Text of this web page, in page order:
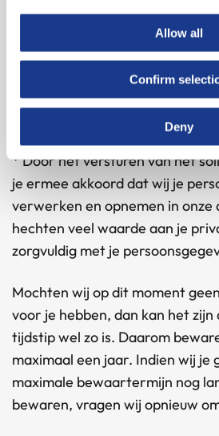
Allow all
Confirm
Deny
*Door het versturen van het
je ermee akkoord dat wij je
verwerken en opnemen in onze
hechten veel waarde aan je
zorgvuldig met je
Mochten wij op dit moment
voor je hebben, dan kan het
tijdstip wel zo is. Daarom
maximaal een jaar. Indien wij je
maximale bewaartermijn nog
bewaren, vragen wij opnieuw